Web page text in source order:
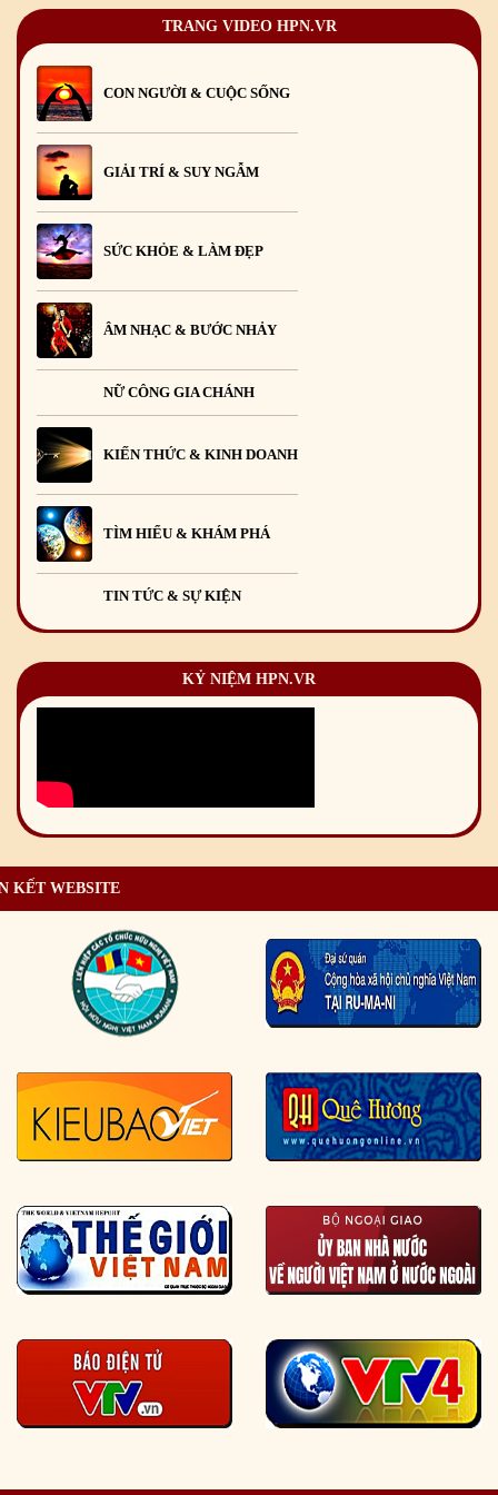
TRANG VIDEO HPN.VR
CON NGƯỜI & CUỘC SỐNG
GIẢI TRÍ & SUY NGẪM
SỨC KHỎE & LÀM ĐẸP
ÂM NHẠC & BƯỚC NHẢY
NỮ CÔNG GIA CHÁNH
KIẾN THỨC & KINH DOANH
TÌM HIỂU & KHÁM PHÁ
TIN TỨC & SỰ KIỆN
KỶ NIỆM HPN.VR
KẾT WEBSITE